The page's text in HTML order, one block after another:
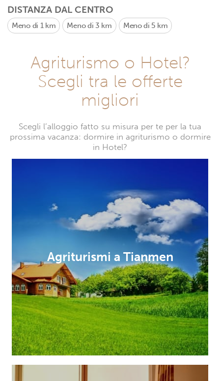
DISTANZA DAL CENTRO
Meno di 1 km Meno di 3 km Meno di 5 km
Agriturismo o Hotel?
Scegli tra le offerte
migliori
Scegli l’alloggio fatto su misura per te per la tua
prossima vacanza: dormire in agriturismo o dormire
in Hotel?
Agriturismi a Tianmen